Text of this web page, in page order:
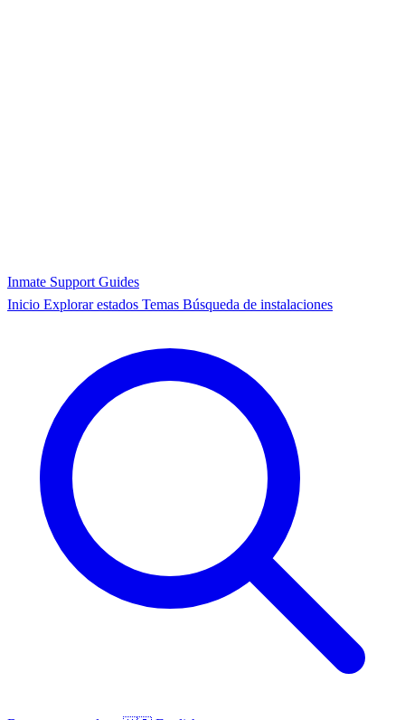
Inmate Support Guides
Inicio Explorar estados Temas Búsqueda de instalaciones